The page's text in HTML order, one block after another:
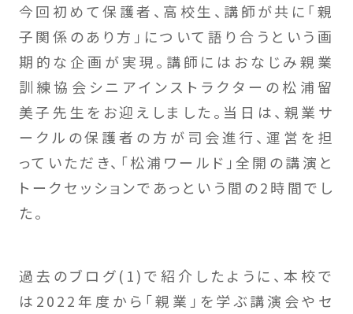
今回初めて保護者、高校生、講師が共に「親
子関係のあり方」について語り合うという画
期的な企画が実現。講師にはおなじみ親業
訓練協会シニアインストラクターの松浦留
美子先生をお迎えしました。当日は、親業サ
ークルの保護者の方が司会進行、運営を担
っていただき、「松浦ワールド」全開の講演と
トークセッションであっという間の2時間でし
た。
過去のブログ(1)で紹介したように、本校で
は2022年度から「親業」を学ぶ講演会やセ